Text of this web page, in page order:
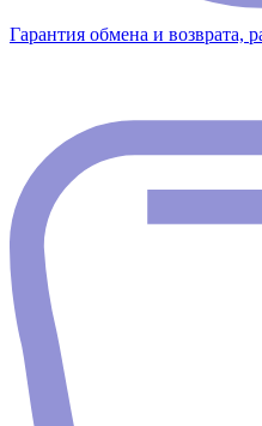
Гарантия обмена и возврата,